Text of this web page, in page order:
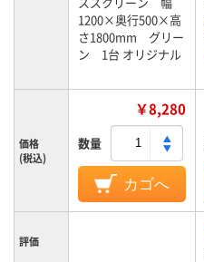
1200×奥行500×高
さ1800mm グリー
ン 1台 オリジナル
価格
(税込)
￥8,280
数量
カゴへ
評価